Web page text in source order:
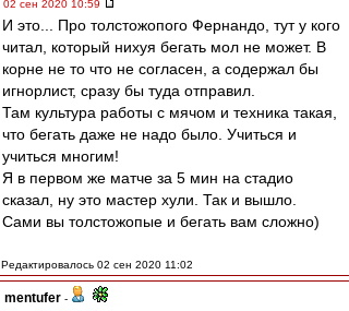
02 сен 2020 10:59
И это... Про толстожопого Фернандо, тут у кого
читал, который нихуя бегать мол не может. В
корне не то что не согласен, а содержал бы
игнорлист, сразу бы туда отправил.
Там культура работы с мячом и техника такая,
что бегать даже не надо было. Учиться и
учиться многим!
Я в первом же матче за 5 мин на стадио
сказал, ну это мастер хули. Так и вышло.
Сами вы толстожопые и бегать вам сложно)
Редактировалось 02 сен 2020 11:02
mentufer -